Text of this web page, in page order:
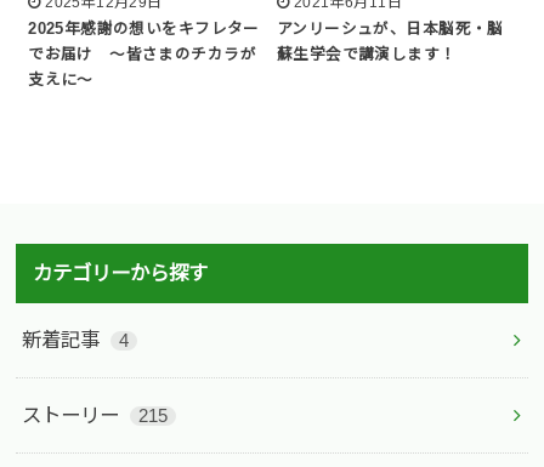
2025年感謝の想いをキフレター
でお届け 〜皆さまのチカラが
支えに〜
アンリーシュが、日本脳死・脳
蘇生学会で講演します！
カテゴリーから探す
新着記事 4
ストーリー 215